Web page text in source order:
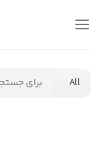
برای: